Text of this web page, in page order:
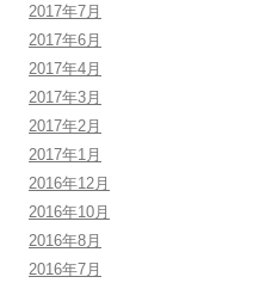
2017年7月
2017年6月
2017年4月
2017年3月
2017年2月
2017年1月
2016年12月
2016年10月
2016年8月
2016年7月